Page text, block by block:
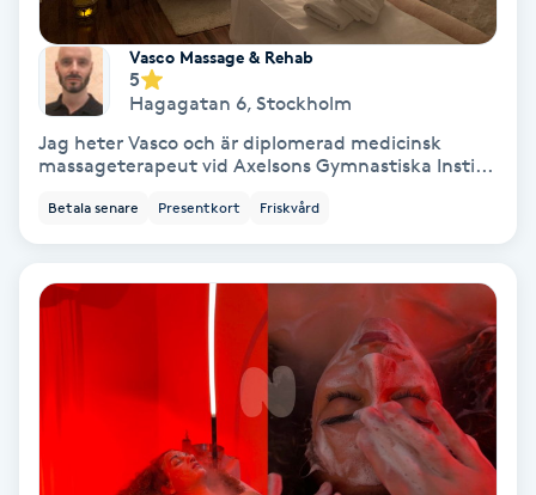
Regndroppsmassage
Reiki
Reikihealing
Reiki massage
Restorative Yoga
Ryggmassage
Vasco Massage & Rehab
5
Hagagatan 6, Stockholm
Jag heter Vasco och är diplomerad medicinsk
massageterapeut vid Axelsons Gymnastiska Insti...
Betala senare Presentkort Friskvård